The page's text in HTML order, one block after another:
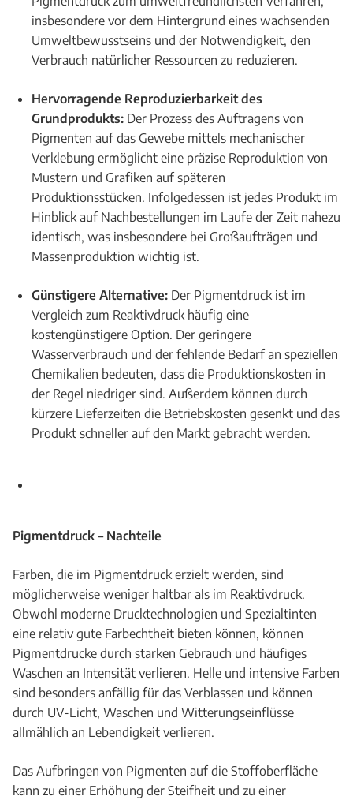
insbesondere vor dem Hintergrund eines wachsenden
Umweltbewusstseins und der Notwendigkeit, den
Verbrauch natürlicher Ressourcen zu reduzieren.
Hervorragende Reproduzierbarkeit des
Grundprodukts: Der Prozess des Auftragens von
Pigmenten auf das Gewebe mittels mechanischer
Verklebung ermöglicht eine präzise Reproduktion von
Mustern und Grafiken auf späteren
Produktionsstücken. Infolgedessen ist jedes Produkt im
Hinblick auf Nachbestellungen im Laufe der Zeit nahezu
identisch, was insbesondere bei Großaufträgen und
Massenproduktion wichtig ist.
Günstigere Alternative: Der Pigmentdruck ist im
Vergleich zum Reaktivdruck häufig eine
kostengünstigere Option. Der geringere
Wasserverbrauch und der fehlende Bedarf an speziellen
Chemikalien bedeuten, dass die Produktionskosten in
der Regel niedriger sind. Außerdem können durch
kürzere Lieferzeiten die Betriebskosten gesenkt und das
Produkt schneller auf den Markt gebracht werden.
Pigmentdruck – Nachteile
Farben, die im Pigmentdruck erzielt werden, sind
möglicherweise weniger haltbar als im Reaktivdruck.
Obwohl moderne Drucktechnologien und Spezialtinten
eine relativ gute Farbechtheit bieten können, können
Pigmentdrucke durch starken Gebrauch und häufiges
Waschen an Intensität verlieren. Helle und intensive Farben
sind besonders anfällig für das Verblassen und können
durch UV-Licht, Waschen und Witterungseinflüsse
allmählich an Lebendigkeit verlieren.
Das Aufbringen von Pigmenten auf die Stoffoberfläche
kann zu einer Erhöhung der Steifheit und zu einer